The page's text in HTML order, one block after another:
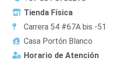
Tienda Física
Carrera 54 #67A bis -51
Casa Portón Blanco
Horario de Atención